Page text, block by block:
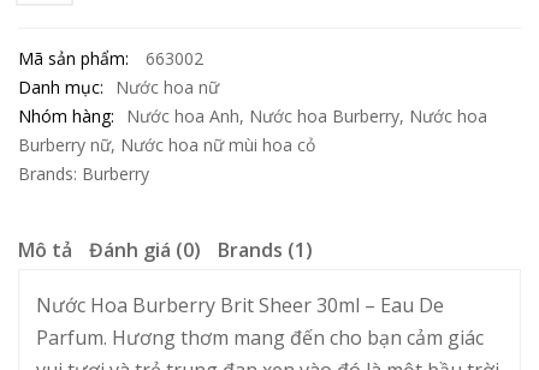
Mã sản phẩm:
663002
Danh mục:
Nước hoa nữ
Nhóm hàng:
Nước hoa Anh, Nước hoa Burberry, Nước hoa
Burberry nữ, Nước hoa nữ mùi hoa cỏ
Brands: Burberry
Mô tả Đánh giá (0) Brands (1)
Nước Hoa Burberry Brit Sheer 30ml – Eau De
Parfum. Hương thơm mang đến cho bạn cảm giác